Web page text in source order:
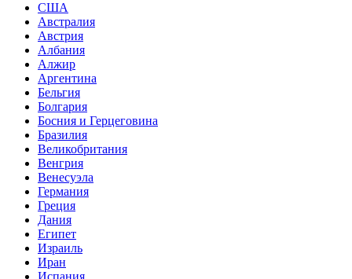
США
Австралия
Австрия
Албания
Алжир
Аргентина
Бельгия
Болгария
Босния и Герцеговина
Бразилия
Великобритания
Венгрия
Венесуэла
Германия
Греция
Дания
Египет
Израиль
Иран